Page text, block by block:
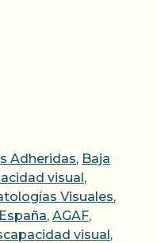
Adheridas, Baja
visual,
Visuales,
, AGAF,
visual,